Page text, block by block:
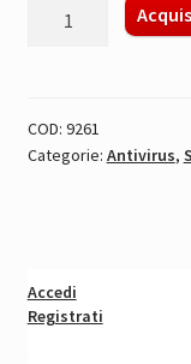
COD: 9261
Categorie: Antivirus,
Accedi
Registrati